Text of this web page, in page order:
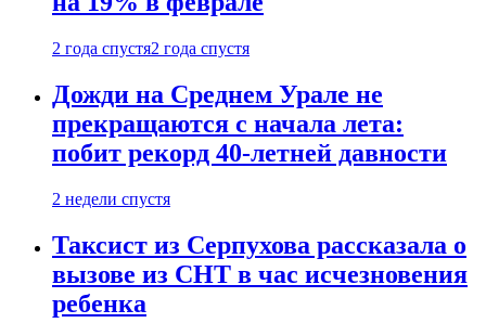
2 года спустя2 года спустя
Дожди на Среднем Урале не
прекращаются с начала лета:
побит рекорд 40-летней давности
2 недели спустя
Таксист из Серпухова рассказала о
вызове из СНТ в час исчезновения
ребенка